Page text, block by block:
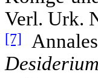
Verl. Urk.
[7]